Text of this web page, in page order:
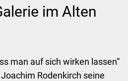
im Alten
man auf sich wirken lassen“
Rodenkirch seine